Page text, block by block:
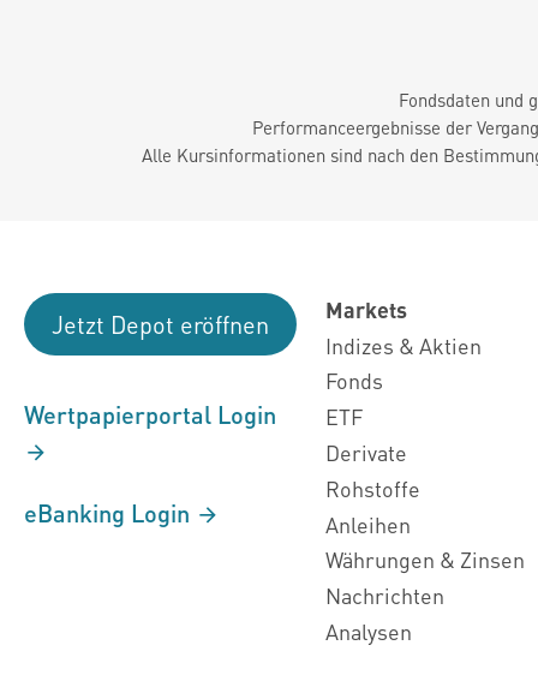
Fondsdaten und
Performanceergebnisse der
Alle Kursinformationen sind nach den
Jetzt Depot eröffnen
Wertpapierportal Login
eBanking Login
Markets
Indizes & Aktien
Fonds
ETF
Derivate
Rohstoffe
Anleihen
Währungen & Zinsen
Nachrichten
Analysen